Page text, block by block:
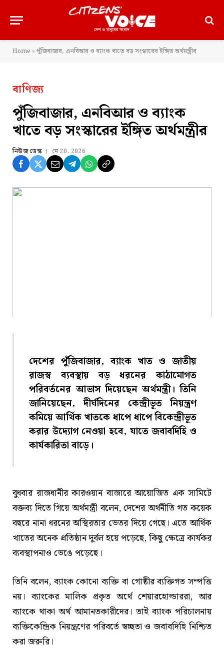
Home »পুঁজিবাজার, এনবিআর ও ব্যাংক খাতে বড় সংস্কারের ইঙ্গিত অর্থমন্ত্রীর
বাণিজ্য
পুঁজিবাজার, এনবিআর ও ব্যাংক
খাতে বড় সংস্কারের ইঙ্গিত অর্থমন্ত্রীর
নিউজ ডেস্ক মে 20, 2026
দেশের পুঁজিবাজার, ব্যাংক খাত ও জাতীয়
রাজস্ব ব্যবস্থায় বড় ধরনের কাঠামোগত
পরিবর্তনের আভাস দিয়েছেন অর্থমন্ত্রী। তিনি
জানিয়েছেন, দীর্ঘদিনের কেন্দ্রীভূত নিয়ন্ত্রণ
কমিয়ে আর্থিক খাতকে ধাপে ধাপে বিকেন্দ্রীভূত
করার উদ্যোগ নেওয়া হবে, যাতে জবাবদিহি ও
কার্যকারিতা বাড়ে।
বুধবার রাজধানীর কারওয়ান বাজারে আয়োজিত এক সামিটে
বক্তব্য দিতে গিয়ে অর্থমন্ত্রী বলেন, দেশের অর্থনীতি গত কয়েক
বছরে নানা ধরনের অস্থিরতার ভেতর দিয়ে গেছে। এতে আর্থিক
খাতের অনেক প্রতিষ্ঠান দুর্বল হয়ে পড়েছে, কিছু ক্ষেত্রে কার্যকর
ব্যবস্থাপনাও ভেঙে পড়েছে।
তিনি বলেন, ব্যাংক কোনো ব্যক্তি বা গোষ্ঠীর ব্যক্তিগত সম্পত্তি
নয়। ব্যাংকের মালিক প্রকৃত অর্থে শেয়ারহোল্ডাররা, আর
ব্যাংকে থাকা অর্থ আমানতকারীদের। তাই ব্যাংক পরিচালনায়
ব্যক্তিকেন্দ্রিক নিয়ন্ত্রণের পরিবর্তে স্বচ্ছতা ও জবাবদিহি নিশ্চিত
করা জরুরি।